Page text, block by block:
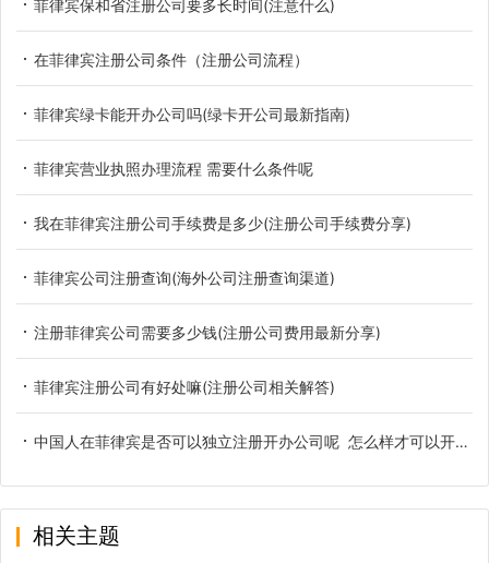
菲律宾保和省注册公司要多长时间(注意什么)
在菲律宾注册公司条件（注册公司流程）
菲律宾绿卡能开办公司吗(绿卡开公司最新指南)
菲律宾营业执照办理流程 需要什么条件呢
我在菲律宾注册公司手续费是多少(注册公司手续费分享)
菲律宾公司注册查询(海外公司注册查询渠道)
注册菲律宾公司需要多少钱(注册公司费用最新分享)
菲律宾注册公司有好处嘛(注册公司相关解答)
中国人在菲律宾是否可以独立注册开办公司呢 怎么样才可以开办公司
相关主题